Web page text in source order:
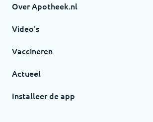
Over Apotheek.nl
Video's
Vaccineren
Actueel
Installeer de app